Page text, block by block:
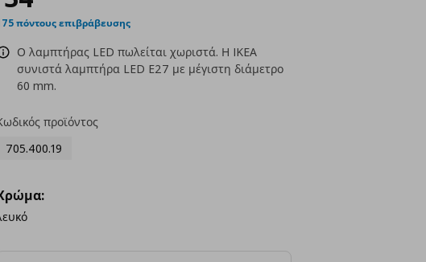
πόντους επιβράβευσης
Ο λαμπτήρας LED πωλείται χωριστά. Η IKEA
συνιστά λαμπτήρα LED E27 με μέγιστη διάμετρο
60 mm.
προϊόντος
705.400.19